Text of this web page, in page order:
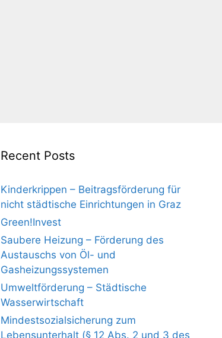
Recent Posts
Kinderkrippen – Beitragsförderung für
nicht städtische Einrichtungen in Graz
Green!Invest
Saubere Heizung – Förderung des
Austauschs von Öl- und
Gasheizungssystemen
Umweltförderung – Städtische
Wasserwirtschaft
Mindestsozialsicherung zum
Lebensunterhalt (§ 12 Abs. 2 und 3 des